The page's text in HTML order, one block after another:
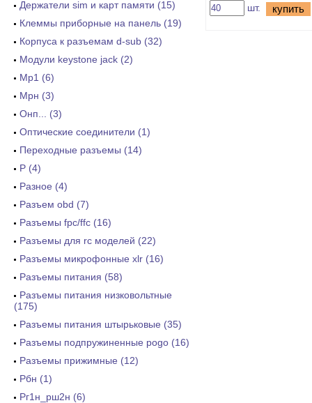
Держатели sim и карт памяти (15)
Клеммы приборные на панель (19)
Корпуса к разъемам d-sub (32)
Модули keystone jack (2)
Мр1 (6)
Мрн (3)
Онп... (3)
Оптические соединители (1)
Переходные разъемы (14)
Р (4)
Разное (4)
Разъем obd (7)
Разъемы fpc/ffc (16)
Разъемы для rc моделей (22)
Разъемы микрофонные xlr (16)
Разъемы питания (58)
Разъемы питания низковольтные
(175)
Разъемы питания штырьковые (35)
Разъемы подпружиненные pogo (16)
Разъемы прижимные (12)
Рбн (1)
Рг1н_рш2н (6)
шт. купить